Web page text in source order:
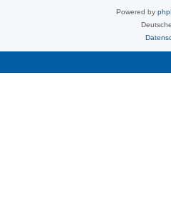
Powered by